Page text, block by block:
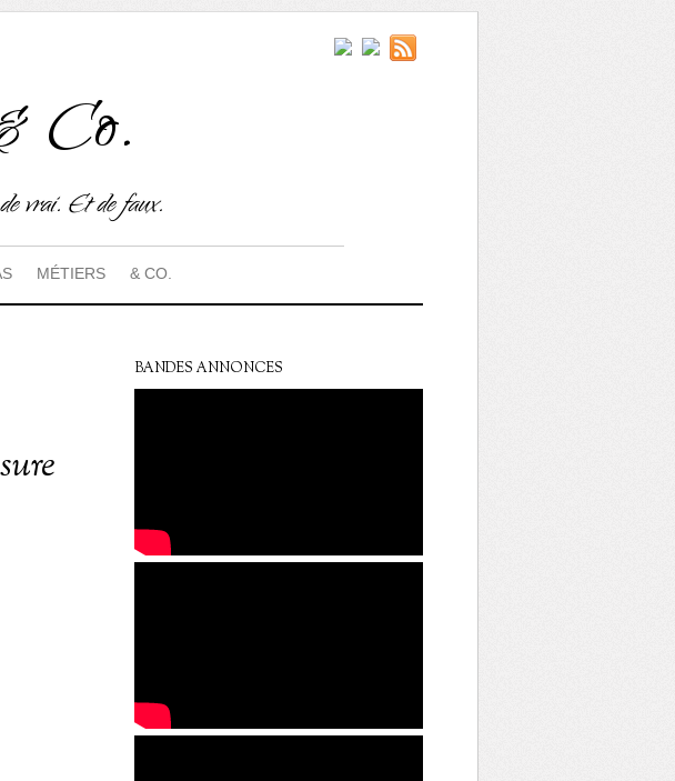
Co.
vrai. Et de faux.
MÉTIERS & CO.
BANDES ANNONCES